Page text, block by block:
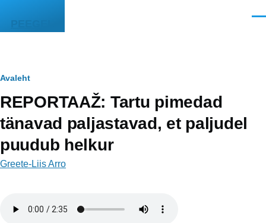
PEEGEL
Leivapuru
Avaleht
REPORTAAŽ: Tartu pimedad
tänavad paljastavad, et paljudel
puudub helkur
Greete-Liis Arro